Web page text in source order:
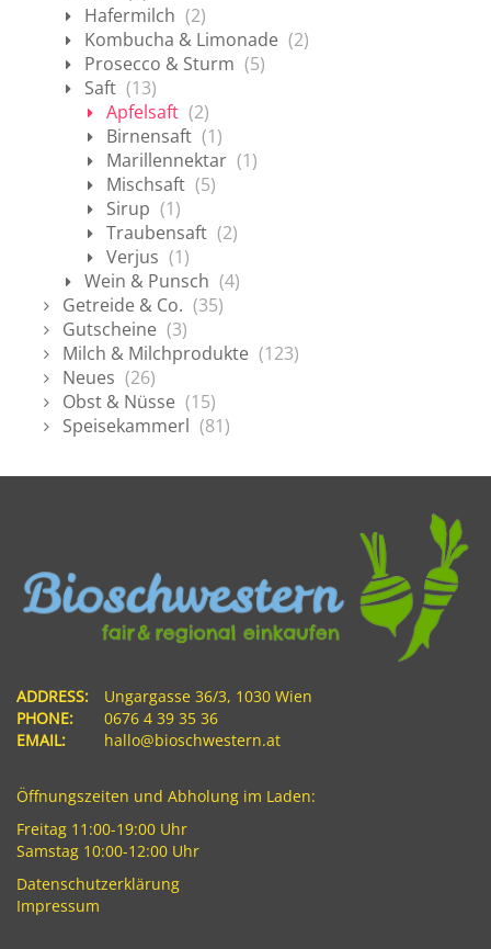
Hafermilch (2)
Kombucha & Limonade (2)
Prosecco & Sturm (5)
Saft (13)
Apfelsaft (2)
Birnensaft (1)
Marillennektar (1)
Mischsaft (5)
Sirup (1)
Traubensaft (2)
Verjus (1)
Wein & Punsch (4)
Getreide & Co. (35)
Gutscheine (3)
Milch & Milchprodukte (123)
Neues (26)
Obst & Nüsse (15)
Speisekammerl (81)
ADDRESS:
Ungargasse 36/3, 1030 Wien
PHONE:
0676 4 39 35 36
EMAIL:
hallo@bioschwestern.at
Öffnungszeiten und Abholung im Laden:
Freitag 11:00-19:00 Uhr
Samstag 10:00-12:00 Uhr
Datenschutzerklärung
Impressum